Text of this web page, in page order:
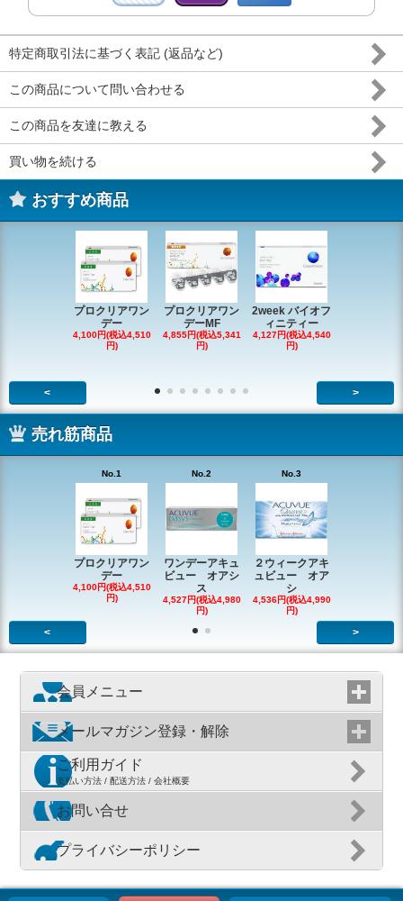
特定商取引法に基づく表記 (返品など)
この商品について問い合わせる
この商品を友達に教える
買い物を続ける
おすすめ商品
プロクリアワン
デー
4,100円(税込4,510
円)
プロクリアワン
デーMF
4,855円(税込5,341
円)
2week バイオフ
ィニティー
4,127円(税込4,540
円)
< >
売れ筋商品
No.1
プロクリアワン
デー
4,100円(税込4,510
円)
No.2
ワンデーアキュ
ビュー オアシ
ス
4,527円(税込4,980
円)
No.3
２ウィークアキ
ュビュー オア
シ
4,536円(税込4,990
円)
< >
会員メニュー
メールマガジン登録・解除
ご利用ガイド
支払い方法 / 配送方法 / 会社概要
お問い合せ
プライバシーポリシー